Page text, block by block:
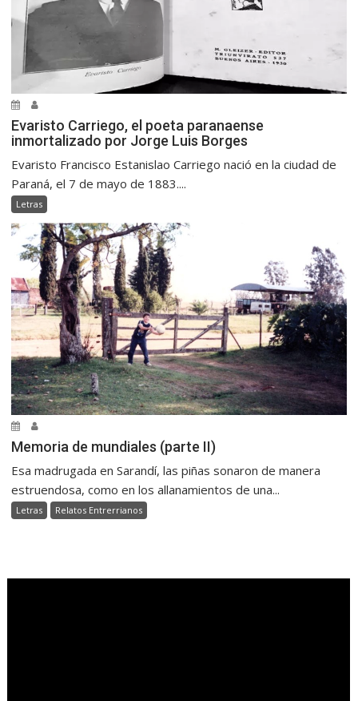
Evaristo Carriego, el poeta paranaense
inmortalizado por Jorge Luis Borges
Evaristo Francisco Estanislao Carriego nació en la ciudad de
Paraná, el 7 de mayo de 1883....
Letras
Memoria de mundiales (parte II)
Esa madrugada en Sarandí, las piñas sonaron de manera
estruendosa, como en los allanamientos de una...
Letras Relatos Entrerrianos